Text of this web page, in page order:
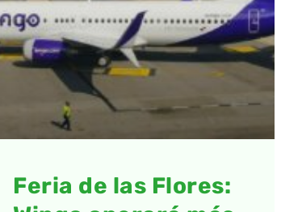
Feria de las Flores: